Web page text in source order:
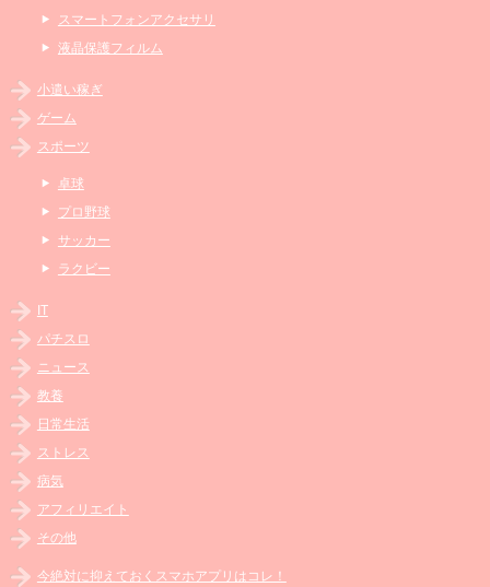
スマートフォンアクセサリ
液晶保護フィルム
小遣い稼ぎ
ゲーム
スポーツ
卓球
プロ野球
サッカー
ラクビー
IT
パチスロ
ニュース
教養
日常生活
ストレス
病気
アフィリエイト
その他
今絶対に抑えておくスマホアプリはコレ！